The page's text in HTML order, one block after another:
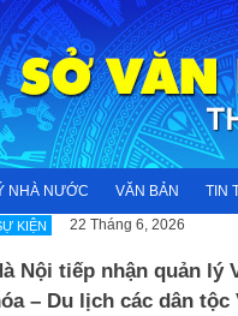
NHÀ NƯỚC VĂN BẢN TIN
KIỆN 22 Tháng 6, 2026
Nội tiếp nhận quản lý
– Du lịch các dân tộc